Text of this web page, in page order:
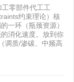
零部件代工工
约束理论）核
一环（瓶颈资源）
消化速度。放到你
调质/渗碳、中频高